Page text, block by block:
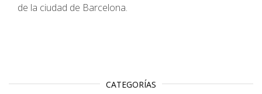
de la ciudad de Barcelona.
CATEGORÍAS